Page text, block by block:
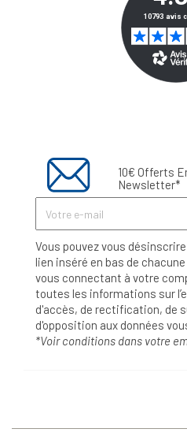
10€ Offerts
Newsletter*
Vous pouvez vous
lien inséré en bas de
vous connectant à votre
toutes les informations sur
d'accès, de rectification, de
d'opposition aux données
*Voir conditions dans votre